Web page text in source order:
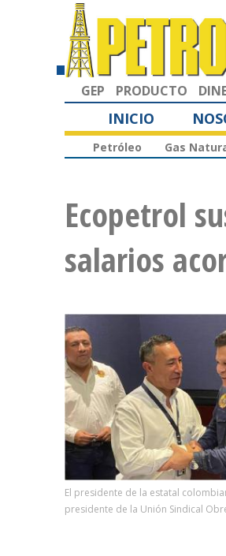
GEP PRODUCTO
INICIO
Petróleo Gas
Ecopetrol
salarios
El presidente de la estatal
presidente de la Unión Sindical